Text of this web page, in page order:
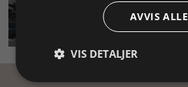
SMYKKEKURS
AVVIS ALLE
VIS DETALJER